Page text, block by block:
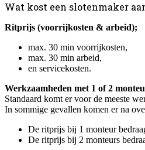
Wat kost een slotenmaker
Ritprijs (voorrijkosten & arbeid);
max. 30 min voorrijkosten,
max. 30 min arbeid,
en servicekosten.
Werkzaamheden met 1 of 2
Standaard komt er voor de meeste
In sommige gevallen komen er na
De ritprijs bij 1 monteur
De ritprijs bij 2 monteurs